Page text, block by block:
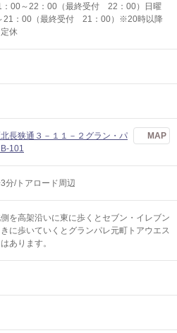
00～22：00（最終受付 22：00）日曜
21：00（最終受付 21：00）※20時以降
休
長狭通３－１１－２グラン・パ
101
MAP
分/トアロード周辺
側を高架沿いに東に歩くとセブン・イレブン
に歩いていくとグランパレ元町トアウエス
あります。